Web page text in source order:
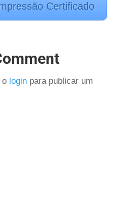
Certificado
o loginpara publicar um